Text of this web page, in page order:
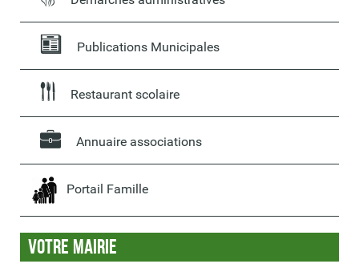
Publications Municipales
Restaurant scolaire
Annuaire associations
Portail Famille
Votre Mairie